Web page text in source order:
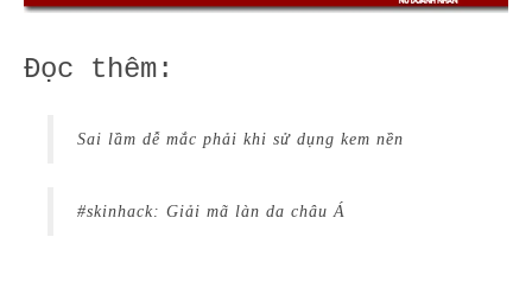
Đọc thêm:
Sai lầm dễ mắc phải khi sử dụng kem nền
#skinhack: Giải mã làn da châu Á